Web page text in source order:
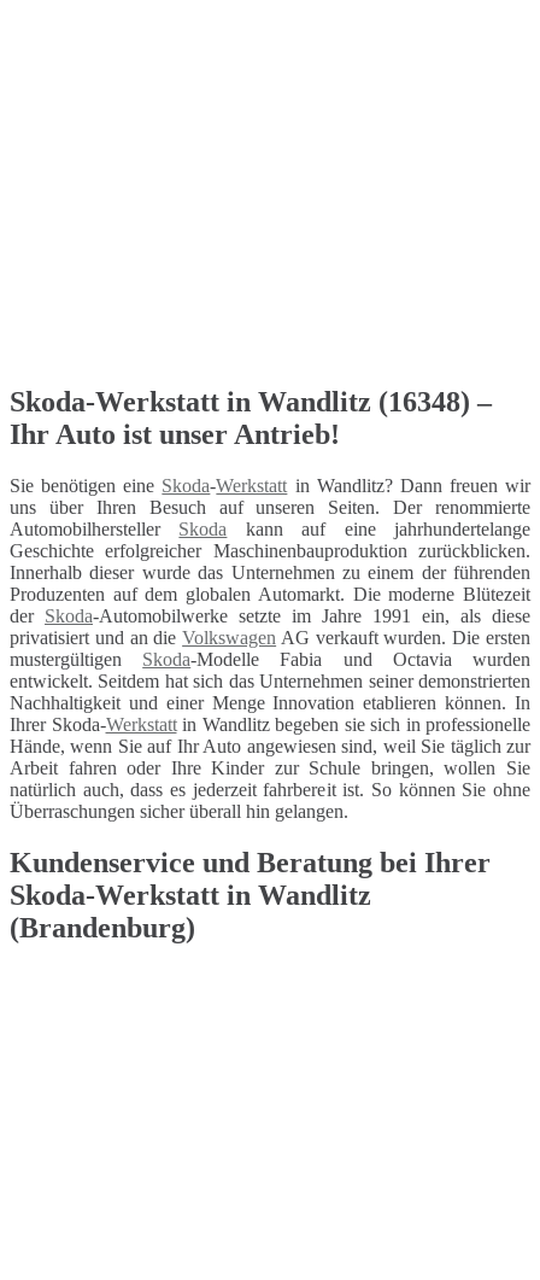
Skoda-Werkstatt in Wandlitz (16348) –
Ihr Auto ist unser Antrieb!
Sie benötigen eine Skoda-Werkstatt in Wandlitz? Dann freuen wir
uns über Ihren Besuch auf unseren Seiten. Der renommierte
Automobilhersteller Skoda kann auf eine jahrhundertelange
Geschichte erfolgreicher Maschinenbauproduktion zurückblicken.
Innerhalb dieser wurde das Unternehmen zu einem der führenden
Produzenten auf dem globalen Automarkt. Die moderne Blütezeit
der Skoda-Automobilwerke setzte im Jahre 1991 ein, als diese
privatisiert und an dieVolkswagen AG verkauft wurden. Die ersten
mustergültigen Skoda-Modelle Fabia und Octavia wurden
entwickelt. Seitdem hat sich das Unternehmen seiner demonstrierten
Nachhaltigkeit und einer Menge Innovation etablieren können. In
Ihrer Skoda-Werkstattin Wandlitz begeben sie sich in professionelle
Hände, wenn Sie auf Ihr Auto angewiesen sind, weil Sie täglich zur
Arbeit fahren oder Ihre Kinder zur Schule bringen, wollen Sie
natürlich auch, dass es jederzeit fahrbereit ist. So können Sie ohne
Überraschungen sicher überall hin gelangen.
Kundenservice und Beratung bei Ihrer
Skoda-Werkstatt in Wandlitz
(Brandenburg)